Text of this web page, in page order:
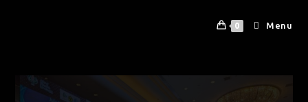
0 Menu